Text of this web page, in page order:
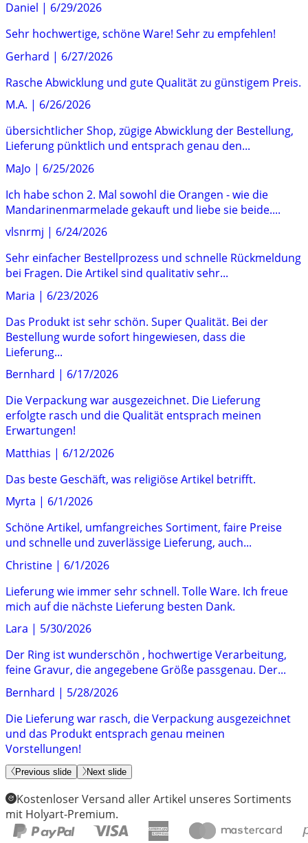
Daniel | 6/29/2026
Sehr hochwertige, schöne Ware! Sehr zu empfehlen!
Gerhard | 6/27/2026
Rasche Abwicklung und gute Qualität zu günstigem Preis.
M.A. | 6/26/2026
übersichtlicher Shop, zügige Abwicklung der Bestellung,
Lieferung pünktlich und entsprach genau den...
MaJo | 6/25/2026
Ich habe schon 2. Mal sowohl die Orangen - wie die
Mandarinenmarmelade gekauft und liebe sie beide....
vlsnrmj | 6/24/2026
Sehr einfacher Bestellprozess und schnelle Rückmeldung
bei Fragen. Die Artikel sind qualitativ sehr...
Maria | 6/23/2026
Das Produkt ist sehr schön. Super Qualität. Bei der
Bestellung wurde sofort hingewiesen, dass die
Lieferung...
Bernhard | 6/17/2026
Die Verpackung war ausgezeichnet. Die Lieferung
erfolgte rasch und die Qualität entsprach meinen
Erwartungen!
Matthias | 6/12/2026
Das beste Geschäft, was religiöse Artikel betrifft.
Myrta | 6/1/2026
Schöne Artikel, umfangreiches Sortiment, faire Preise
und schnelle und zuverlässige Lieferung, auch...
Christine | 6/1/2026
Lieferung wie immer sehr schnell. Tolle Ware. Ich freue
mich auf die nächste Lieferung besten Dank.
Lara | 5/30/2026
Der Ring ist wunderschön , hochwertige Verarbeitung,
feine Gravur, die angegebene Größe passgenau. Der...
Bernhard | 5/28/2026
Die Lieferung war rasch, die Verpackung ausgezeichnet
und das Produkt entsprach genau meinen
Vorstellungen!
Previous slide Next slide
Kostenloser Versand aller Artikel unseres Sortiments
mit Holyart-Premium.